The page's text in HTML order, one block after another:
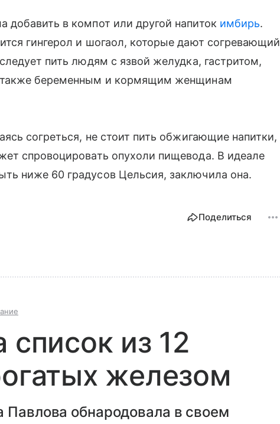
добавить в компот или другой напиток имбирь.
гингерол и шогаол, которые дают согревающий
пить людям с язвой желудка, гастритом,
также беременным и кормящим женщинам
согреться, не стоит пить обжигающие напитки,
спровоцировать опухоли пищевода. В идеале
ниже 60 градусов Цельсия, заключила она.
Поделиться
список из 12
железом
Павлова обнародовала в своем